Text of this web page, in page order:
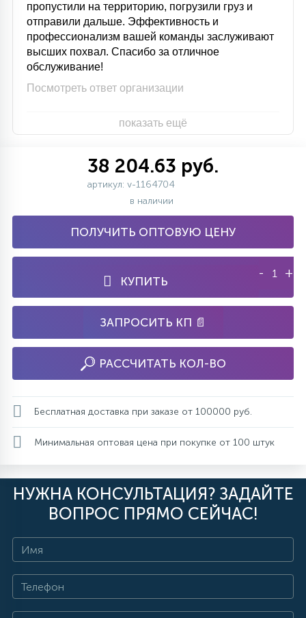
пропустили на территорию, погрузили груз и
отправили дальше. Эффективность и
профессионализм вашей команды заслуживают
высших похвал. Спасибо за отличное
обслуживание!
Посмотреть ответ организации
показать ещё
38 204.63 руб.
артикул: v-1164704
в наличии
ПОЛУЧИТЬ ОПТОВУЮ ЦЕНУ
КУПИТЬ
- +
ЗАПРОСИТЬ КП 📄
РАССЧИТАТЬ КОЛ-ВО
Бесплатная доставка при заказе от 100000 руб.
Минимальная оптовая цена при покупке от 100 штук
НУЖНА КОНСУЛЬТАЦИЯ? ЗАДАЙТЕ
ВОПРОС ПРЯМО СЕЙЧАС!